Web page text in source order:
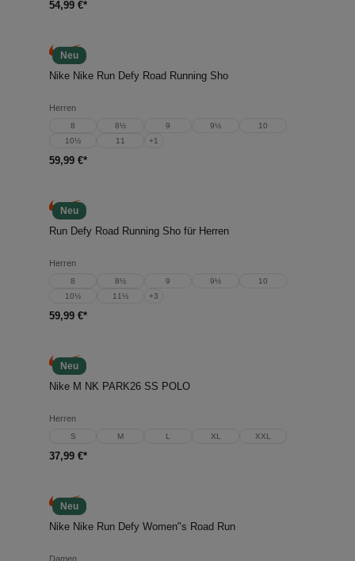
54,99 €*
Neu
Nike Nike Run Defy Road Running Sho
Herren
8 8½ 9 9½
10
10½
11 +1
59,99 €*
Neu
Run Defy Road Running Sho für Herren
Herren
8 8½ 9 9½
10
10½
11½ +3
59,99 €*
Neu
Nike M NK PARK26 SS POLO
Herren
S M L XL XXL
37,99 €*
Neu
Nike Nike Run Defy Women"s Road Run
Damen